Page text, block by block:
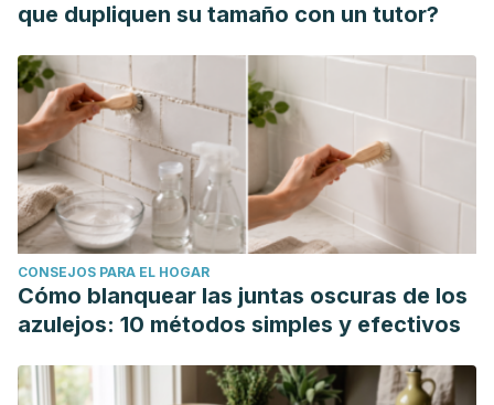
que dupliquen su tamaño con un tutor?
CONSEJOS PARA EL HOGAR
Cómo blanquear las juntas oscuras de los
azulejos: 10 métodos simples y efectivos